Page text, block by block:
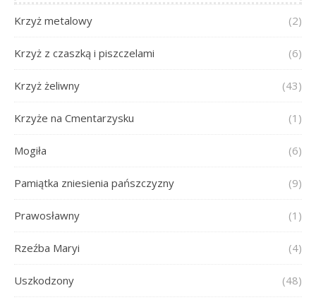
Krzyż metalowy (2)
Krzyż z czaszką i piszczelami (6)
Krzyż żeliwny (43)
Krzyże na Cmentarzysku (1)
Mogiła (6)
Pamiątka zniesienia pańszczyzny (9)
Prawosławny (1)
Rzeźba Maryi (4)
Uszkodzony (48)